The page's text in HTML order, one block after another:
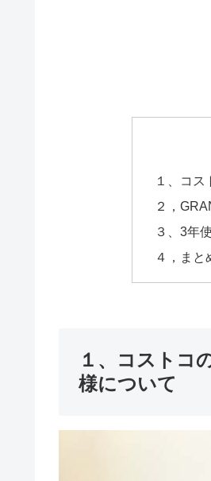
１、コ
２，
３、3年
４，まと
１、コストコ
様について